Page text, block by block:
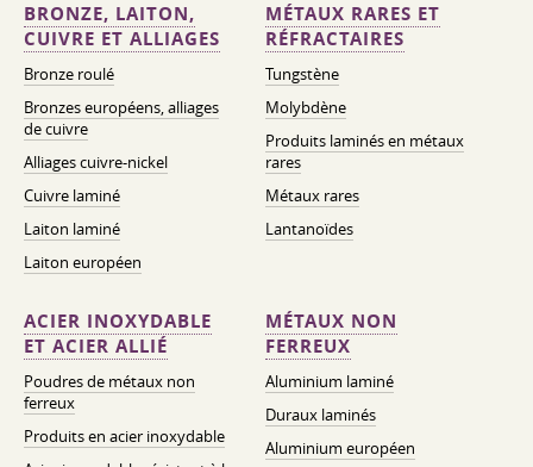
BRONZE, LAITON,
CUIVRE ET ALLIAGES
Bronze roulé
Bronzes européens, alliages
de cuivre
Alliages cuivre-nickel
Cuivre laminé
Laiton laminé
Laiton européen
MÉTAUX RARES ET
RÉFRACTAIRES
Tungstène
Molybdène
Produits laminés en métaux
rares
Métaux rares
Lantanoïdes
ACIER INOXYDABLE
ET ACIER ALLIÉ
Poudres de métaux non
ferreux
Produits en acier inoxydable
MÉTAUX NON
FERREUX
Aluminium laminé
Duraux laminés
Aluminium européen